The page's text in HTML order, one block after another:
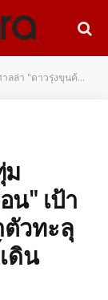
1.7 พันล้านบาท! ดีเซอร์บี้เดินเครื่องสร้างทีมใหม่
ม
น" เป้า
วทะลุ
ดิน